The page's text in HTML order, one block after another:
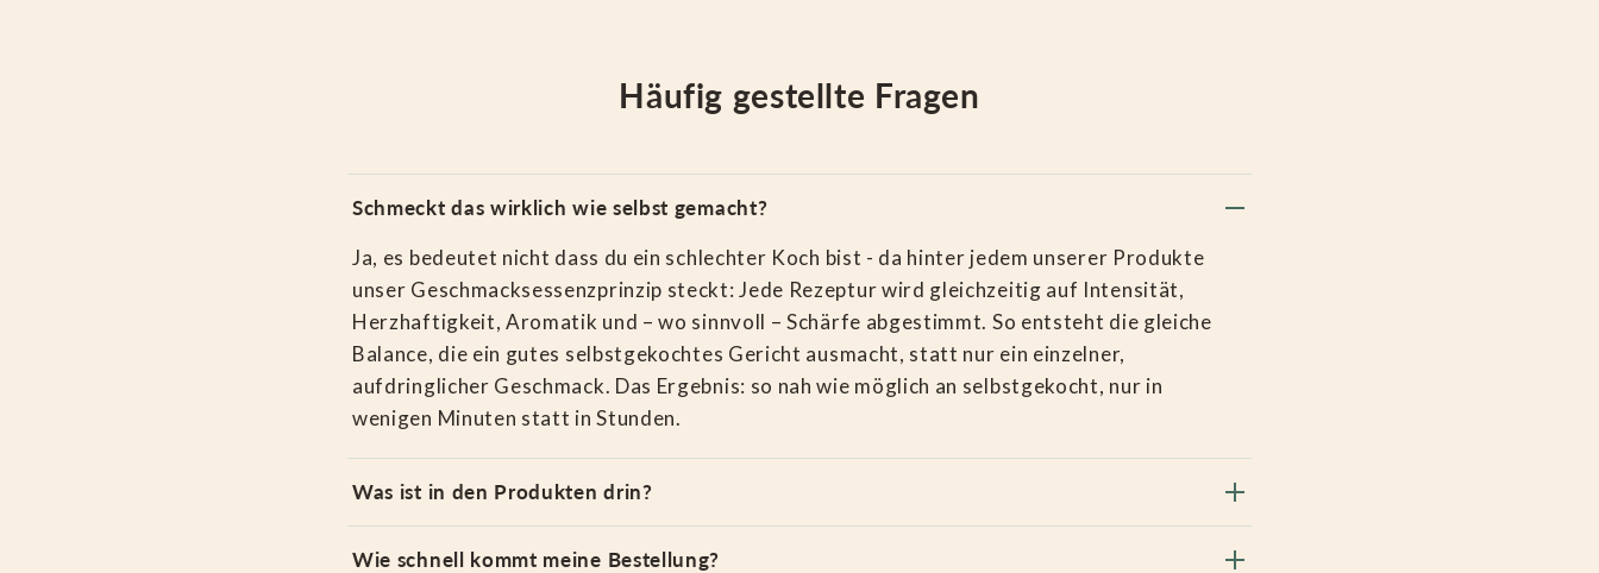
Häufig gestellte Fragen
Schmeckt das wirklich wie selbst gemacht?
Ja, es bedeutet nicht dass du ein schlechter Koch bist - da hinter jedem unserer Produkte
unser Geschmacksessenzprinzip steckt: Jede Rezeptur wird gleichzeitig auf Intensität,
Herzhaftigkeit, Aromatik und – wo sinnvoll – Schärfe abgestimmt. So entsteht die gleiche
Balance, die ein gutes selbstgekochtes Gericht ausmacht, statt nur ein einzelner,
aufdringlicher Geschmack. Das Ergebnis: so nah wie möglich an selbstgekocht, nur in
wenigen Minuten statt in Stunden.
Was ist in den Produkten drin?
Wie schnell kommt meine Bestellung?